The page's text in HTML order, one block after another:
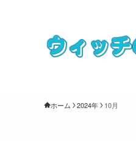
ホーム 2024年 10月